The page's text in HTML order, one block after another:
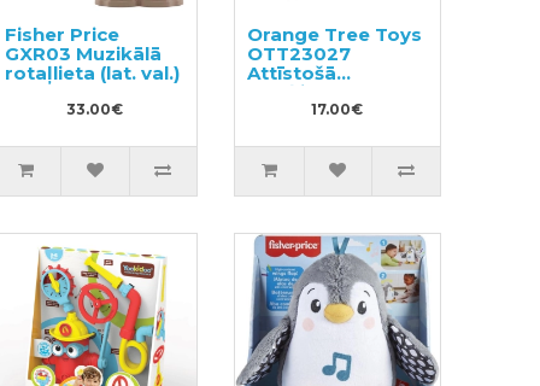
Fisher Price
GXR03 Muzikālā
rotaļlieta (lat. val.)
33.00€
Orange Tree Toys
OTT23027
Attīstošā
rotaļlieta
17.00€